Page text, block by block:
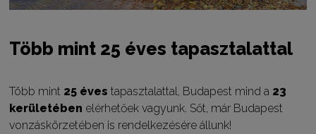
Több mint 25 éves tapasztalattal
Több mint 25 éves tapasztalattal, Budapest mind a 23
kerületében elérhetőek vagyunk. Sőt, már Budapest
vonzáskörzetében is rendelkezésére állunk!